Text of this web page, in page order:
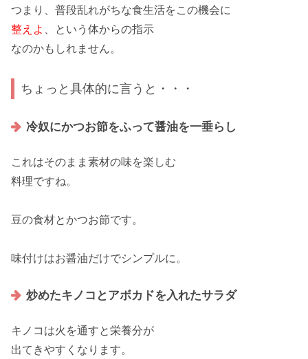
つまり、普段乱れがちな食生活をこの機会に
整えよ
、という体からの指示
なのかもしれません。
ちょっと具体的に言うと・・・
冷奴にかつお節をふって醤油を一垂らし
これはそのまま 素材の味を楽しむ
料理ですね。
豆の食材とかつお節です。
味付けはお醤油だけでシンプルに。
炒めたキノコとアボカドを入れたサラダ
キノコ は火を通すと栄養分が
出てきやすくなります。